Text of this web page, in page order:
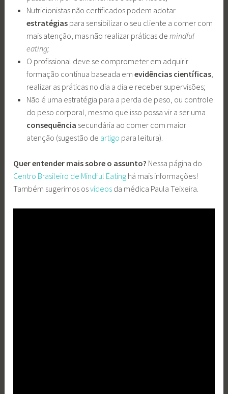
Nutricionistas não certificados podem adotar
estratégiaspara sensibilizar o seu cliente a comer com
mais atenção, mas não realizar práticas de mindful
eating;
O profissional deve se comprometer em adquirir
formação contínua baseada em evidências científicas,
realizar as práticas no dia a dia e receber supervisões;
Não é uma estratégia para a perda de peso, ou controle
do peso corporal, mesmo que isso possa vir a ser uma
consequência secundária ao comer com maior
atenção (sugestão de artigo para leitura).
Quer entender mais sobre o assunto? Nessa página do
Centro Brasileiro de Mindful Eating há mais informações!
Também sugerimos osvídeos da médica Paula Teixeira.